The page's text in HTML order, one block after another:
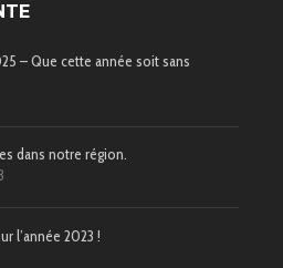
– Que cette année soit sans
dans notre région.
l’année 2023 !